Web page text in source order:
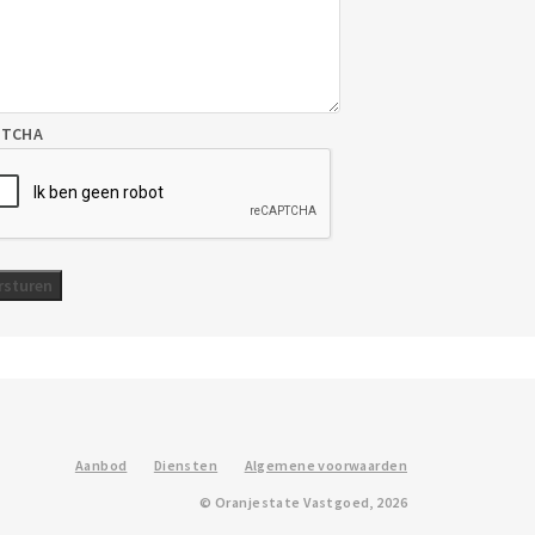
Aanbod Diensten Algemene voorwaarden
© Oranjestate Vastgoed, 2026